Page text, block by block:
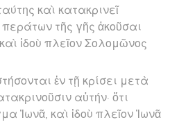
καὶ κατακρινεῖ
περάτων τῆς γῆς ἀκοῦσαι
ἰδοὺ πλεῖον Σολομῶνος
ἐν τῇ κρίσει μετὰ
αὐτήν· ὅτι
Ἰωνᾶ, καὶ ἰδοὺ πλεῖον Ἰωνᾶ